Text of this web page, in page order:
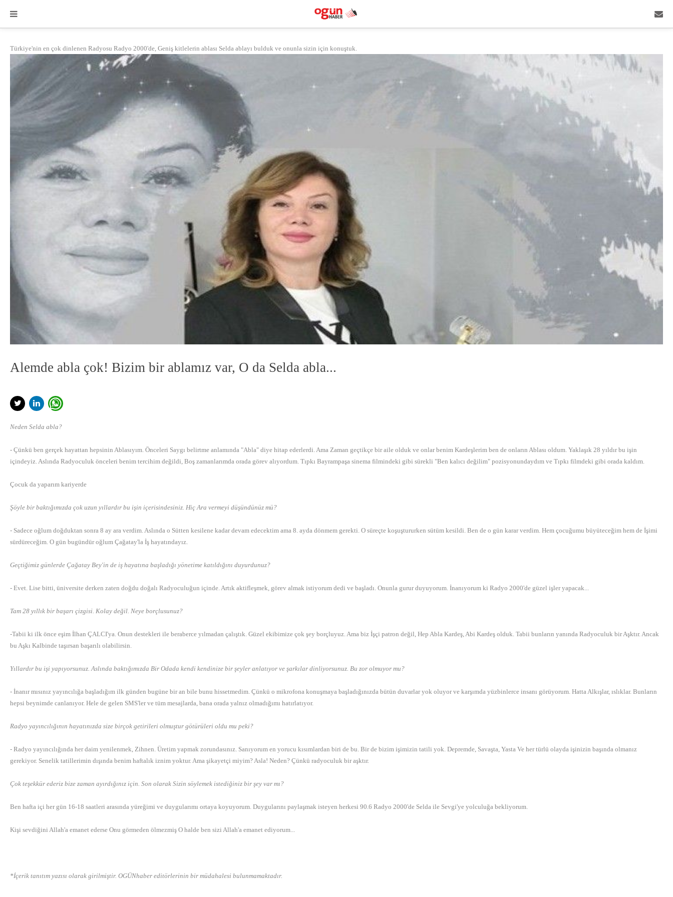
Türkiye'nin en çok dinlenen Radyosu Radyo 2000'de, Geniş kitlelerin ablası Selda ablayı bulduk ve onunla sizin için konuştuk.
Alemde abla çok! Bizim bir ablamız var, O da Selda abla...
Neden Selda abla?
- Çünkü ben gerçek hayattan hepsinin Ablasıyım. Önceleri Saygı belirtme anlamında "Abla" diye hitap ederlerdi. Ama Zaman geçtikçe bir aile olduk ve onlar benim Kardeşlerim ben de onların Ablası oldum. Yaklaşık 28 yıldır bu işin
içindeyiz. Aslında Radyoculuk önceleri benim tercihim değildi, Boş zamanlarımda orada görev alıyordum. Tıpkı Bayrampaşa sinema filmindeki gibi sürekli "Ben kalıcı değilim" pozisyonundaydım ve Tıpkı filmdeki gibi orada kaldım.
Çocuk da yaparım kariyerde
Şöyle bir baktığımızda çok uzun yıllardır bu işin içerisindesiniz. Hiç Ara vermeyi düşündünüz mü?
- Sadece oğlum doğduktan sonra 8 ay ara verdim. Aslında o Sütten kesilene kadar devam edecektim ama 8. ayda dönmem gerekti. O süreçte koşuştururken sütüm kesildi. Ben de o gün karar verdim. Hem çocuğumu büyüteceğim hem de İşimi
sürdüreceğim. O gün bugündür oğlum Çağatay'la İş hayatındayız.
Geçtiğimiz günlerde Çağatay Bey'in de iş hayatına başladığı yönetime katıldığını duyurdunuz?
- Evet. Lise bitti, üniversite derken zaten doğdu doğalı Radyoculuğun içinde. Artık aktifleşmek, görev almak istiyorum dedi ve başladı. Onunla gurur duyuyorum. İnanıyorum ki Radyo 2000'de güzel işler yapacak...
Tam 28 yıllık bir başarı çizgisi. Kolay değil. Neye borçlusunuz?
-Tabii ki ilk önce eşim İlhan ÇALCI'ya. Onun destekleri ile beraberce yılmadan çalıştık. Güzel ekibimize çok şey borçluyuz. Ama biz İşçi patron değil, Hep Abla Kardeş, Abi Kardeş olduk. Tabii bunların yanında Radyoculuk bir Aşktır. Ancak
bu Aşkı Kalbinde taşırsan başarılı olabilirsin.
Yıllardır bu işi yapıyorsunuz. Aslında baktığımızda Bir Odada kendi kendinize bir şeyler anlatıyor ve şarkılar dinliyorsunuz. Bu zor olmuyor mu?
- İnanır mısınız yayıncılığa başladığım ilk günden bugüne bir an bile bunu hissetmedim. Çünkü o mikrofona konuşmaya başladığınızda bütün duvarlar yok oluyor ve karşımda yüzbinlerce insanı görüyorum. Hatta Alkışlar, ıslıklar. Bunların
hepsi beynimde canlanıyor. Hele de gelen SMS'ler ve tüm mesajlarda, bana orada yalnız olmadığımı hatırlatıyor.
Radyo yayıncılığının hayatınızda size birçok getirileri olmuştur götürüleri oldu mu peki?
- Radyo yayıncılığında her daim yenilenmek, Zihnen. Üretim yapmak zorundasınız. Sanıyorum en yorucu kısımlardan biri de bu. Bir de bizim işimizin tatili yok. Depremde, Savaşta, Yasta Ve her türlü olayda işinizin başında olmanız
gerekiyor. Senelik tatillerimin dışında benim haftalık iznim yoktur. Ama şikayetçi miyim? Asla! Neden? Çünkü radyoculuk bir aşktır.
Çok teşekkür ederiz bize zaman ayırdığınız için. Son olarak Sizin söylemek istediğiniz bir şey var mı?
Ben hafta içi her gün 16-18 saatleri arasında yüreğimi ve duygularımı ortaya koyuyorum. Duygularını paylaşmak isteyen herkesi 90.6 Radyo 2000'de Selda ile Sevgi'ye yolculuğa bekliyorum.
Kişi sevdiğini Allah'a emanet ederse Onu görmeden ölmezmiş O halde ben sizi Allah'a emanet ediyorum...
*İçerik tanıtım yazısı olarak girilmiştir. OGÜNhaber editörlerinin bir müdahalesi bulunmamaktadır.